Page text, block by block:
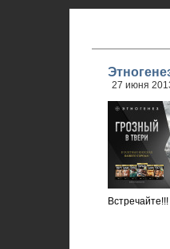
27 июня
Встречайте!!!